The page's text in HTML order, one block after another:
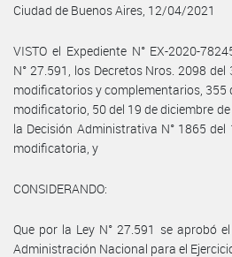
Ciudad de Buenos Aires, 12/04/2021
VISTO el Expediente N° EX-2020-
N° 27.591, los Decretos Nros. 2098
modificatorios y complementarios, 355
modificatorio, 50 del 19 de diciembre
la Decisión Administrativa N° 1865
modificatoria, y
CONSIDERANDO:
Que por la Ley N° 27.591 se aprobó
Administración Nacional para el